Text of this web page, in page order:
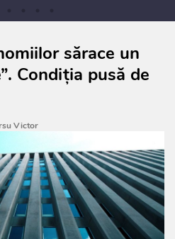
sărace un
Condiția pusă de
Victor